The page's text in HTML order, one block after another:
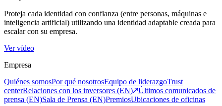
Proteja cada identidad con confianza (entre personas, máquinas e
inteligencia artificial) utilizando una identidad adaptable creada para
escalar con su empresa.
Ver vídeo
Empresa
Quiénes somosPor qué nosotrosEquipo de liderazgoTrust
centerRelaciones con los inversores (EN)
Últimos comunicados de
prensa (EN)Sala de Prensa (EN)PremiosUbicaciones de oficinas